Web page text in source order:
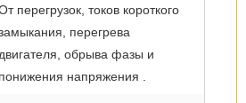
перегрузок, токов короткого
перегрева
обрыва фазы и
понижения напряжения .